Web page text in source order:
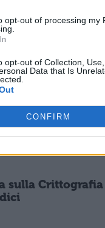
opt-out of processing my
opt-out of Collection,
Data that Is
CONFIRM
sulla società
in Marx e
sulla New
sulla Crittografia